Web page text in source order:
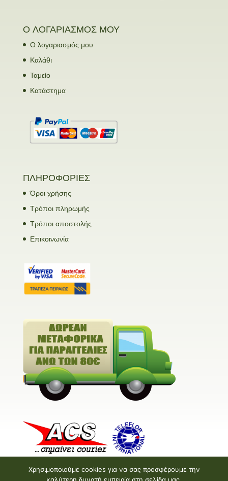
Ο ΛΟΓΑΡΙΑΣΜΟΣ ΜΟΥ
Ο λογαριασμός μου
Καλάθι
Ταμείο
Κατάστημα
ΠΛΗΡΟΦΟΡΙΕΣ
Όροι χρήσης
Τρόποι πληρωμής
Τρόποι αποστολής
Επικοινωνία
Χρησιμοποιούμε cookies για να σας προσφέρουμε την